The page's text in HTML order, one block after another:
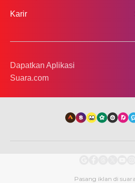
Karir
Dapatkan Aplikasi
Suara.com